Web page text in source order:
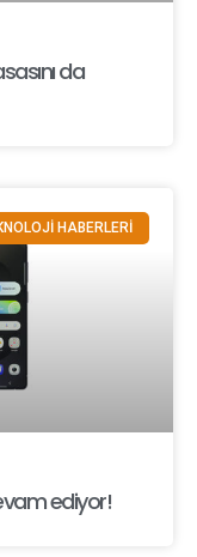
da
HABERLERİ
ediyor!